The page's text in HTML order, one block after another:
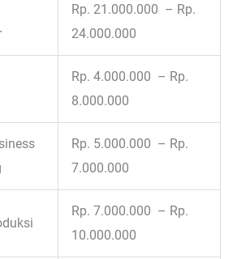
Rp. 21.000.000 – Rp.
24.000.000
Rp. 4.000.000 – Rp.
8.000.000
Rp. 5.000.000 – Rp.
7.000.000
Rp. 7.000.000 – Rp.
10.000.000